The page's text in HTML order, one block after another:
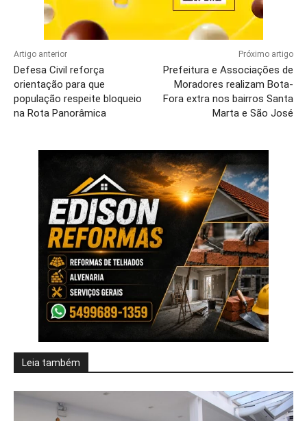
Artigo anterior
Defesa Civil reforça
orientação para que
população respeite bloqueio
na Rota Panorâmica
Próximo artigo
Prefeitura e Associações de
Moradores realizam Bota-
Fora extra nos bairros Santa
Marta e São José
Leia também